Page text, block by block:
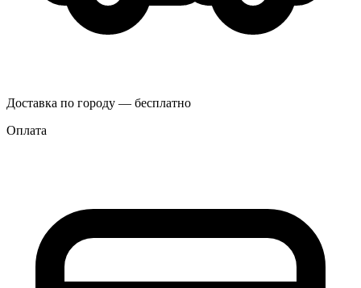
Доставка по городу — бесплатно
Оплата